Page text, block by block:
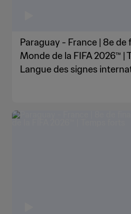
Paraguay - France | 8e de
Monde de la FIFA 2026™ |
Langue des signes